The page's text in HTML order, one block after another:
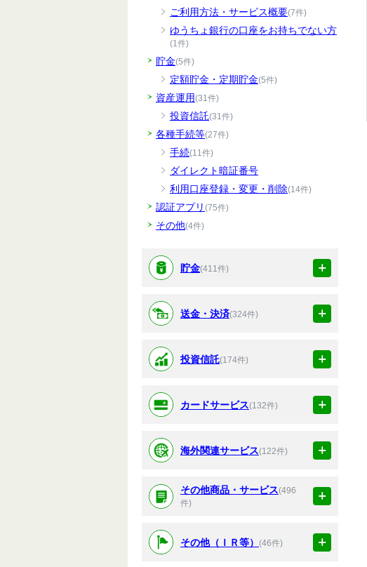
ご利用方法・サービス概要(7件)
ゆうちょ銀行の口座をお持ちでない方
(1件)
貯金(5件)
定額貯金・定期貯金(5件)
資産運用(31件)
投資信託(31件)
各種手続等(27件)
手続(11件)
ダイレクト暗証番号
利用口座登録・変更・削除(14件)
認証アプリ (75件)
その他(4件)
貯金(411件)
送金・決済(324件)
投資信託(174件)
カードサービス(132件)
海外関連サービス(122件)
その他商品・サービス(496
件)
その他（ＩＲ等） (46件)